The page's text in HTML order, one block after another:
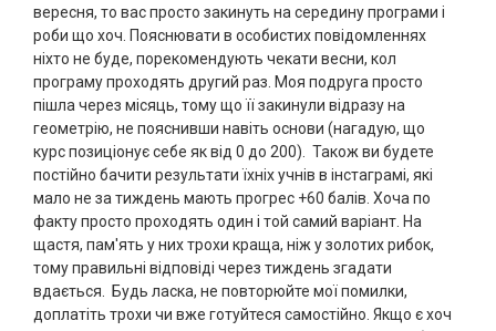
вересня, то вас просто закинуть на середину програми і
роби що хоч. Пояснювати в особистих повідомленнях
ніхто не буде, порекомендують чекати весни, кол
програму проходять другий раз. Моя подруга просто
пішла через місяць, тому що її закинули відразу на
геометрію, не пояснивши навіть основи (нагадую, що
курс позиціонує себе як від 0 до 200). Також ви будете
постійно бачити результати їхніх учнів в інстаграмі, які
мало не за тиждень мають прогрес +60 балів. Хоча по
факту просто проходять один і той самий варіант. На
щастя, пам'ять у них трохи краща, ніж у золотих рибок,
тому правильні відповіді через тиждень згадати
вдається. Будь ласка, не повторюйте мої помилки,
доплатіть трохи чи вже готуйтеся самостійно. Якщо є хоч